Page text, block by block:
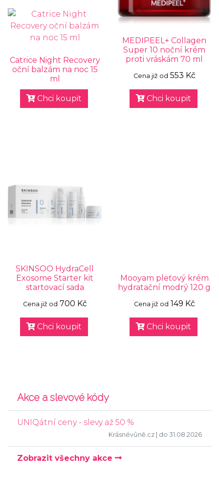
Catrice Night Recovery
oční balzám na noc 15
ml
Chci koupit
MEDIPEEL+ Collagen
Super 10 noční krém
proti vráskám 70 ml
Cena již od 553 Kč
Chci koupit
SKINSOO HydraCell
Exosome Starter kit
startovací sada
Cena již od 700 Kč
Chci koupit
Mooyam pleťový krém
hydratační modrý 120 g
Cena již od 149 Kč
Chci koupit
Akce a slevové kódy
UNIQátní ceny - slevy až 50 %
Krásnévůně.cz | do 31.08.2026
Zobrazit všechny akce